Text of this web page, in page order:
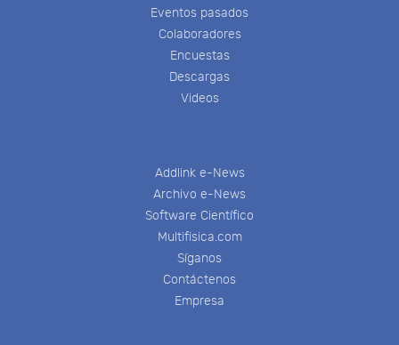
Eventos pasados
Colaboradores
Encuestas
Descargas
Videos
Addlink e-News
Archivo e-News
Software Científico
Multifisica.com
Síganos
Contáctenos
Empresa